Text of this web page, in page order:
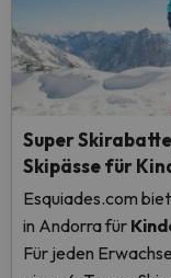
Super
Skipässe für
Esquiades.com
in Andorrafür
Für jeden